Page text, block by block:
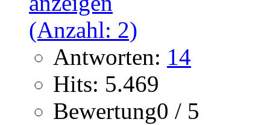
Antworten: 14
Hits: 5.469
Bewertung0 / 5